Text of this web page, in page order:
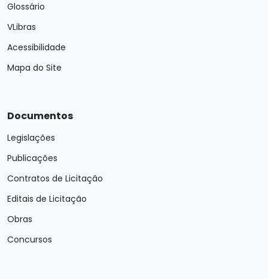
Glossário
VLibras
Acessibilidade
Mapa do Site
Documentos
Legislações
Publicações
Contratos de Licitação
Editais de Licitação
Obras
Concursos